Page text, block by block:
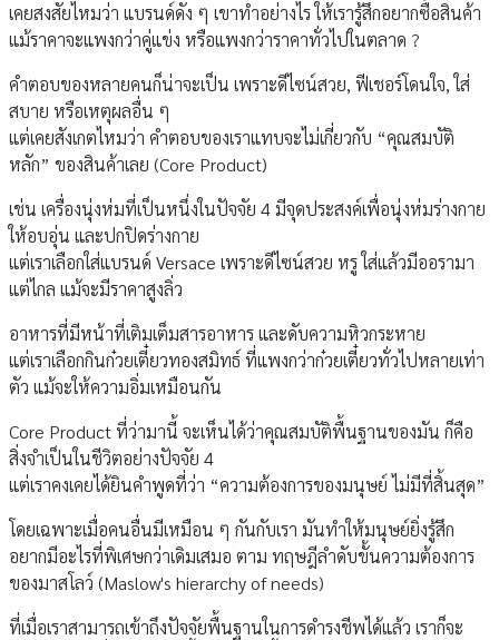
เคยสงสัยไหมว่า แบรนด์ดัง ๆ เขาทำอย่างไร ให้เรารู้สึกอยากซื้อสินค้า
แม้ราคาจะแพงกว่าคู่แข่ง หรือแพงกว่าราคาทั่วไปในตลาด ?
คำตอบของหลายคนก็น่าจะเป็น เพราะดีไซน์สวย, ฟีเชอร์โดนใจ, ใส่
สบาย หรือเหตุผลอื่น ๆ
แต่เคยสังเกตไหมว่า คำตอบของเราแทบจะไม่เกี่ยวกับ “คุณสมบัติ
หลัก” ของสินค้าเลย (Core Product)
เช่น เครื่องนุ่งห่มที่เป็นหนึ่งในปัจจัย 4 มีจุดประสงค์เพื่อนุ่งห่มร่างกาย
ให้อบอุ่น และปกปิดร่างกาย
แต่เราเลือกใส่แบรนด์ Versace เพราะดีไซน์สวย หรู ใส่แล้วมีออรามา
แต่ไกล แม้จะมีราคาสูงลิ่ว
อาหารที่มีหน้าที่เติมเต็มสารอาหาร และดับความหิวกระหาย
แต่เราเลือกกินก๋วยเตี๋ยวทองสมิทธ์ ที่แพงกว่าก๋วยเตี๋ยวทั่วไปหลายเท่า
ตัว แม้จะให้ความอิ่มเหมือนกัน
Core Product ที่ว่ามานี้ จะเห็นได้ว่าคุณสมบัติพื้นฐานของมัน ก็คือ
สิ่งจำเป็นในชีวิตอย่างปัจจัย 4
แต่เราคงเคยได้ยินคำพูดที่ว่า “ความต้องการของมนุษย์ ไม่มีที่สิ้นสุด”
โดยเฉพาะเมื่อคนอื่นมีเหมือน ๆ กันกับเรา มันทำให้มนุษย์ยิ่งรู้สึก
อยากมีอะไรที่พิเศษกว่าเดิมเสมอ ตาม ทฤษฎีลำดับขั้นความต้องการ
ของมาสโลว์ (Maslow's hierarchy of needs)
ที่เมื่อเราสามารถเข้าถึงปัจจัยพื้นฐานในการดำรงชีพได้แล้ว เราก็จะ